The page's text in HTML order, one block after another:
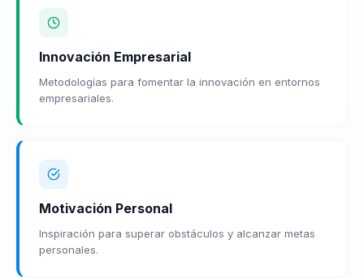
Innovación Empresarial
Metodologías para fomentar la innovación en entornos
empresariales.
Motivación Personal
Inspiración para superar obstáculos y alcanzar metas
personales.